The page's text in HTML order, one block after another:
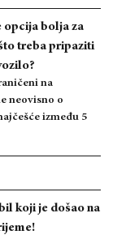
opcija bolja za
treba pripaziti
na
neovisno o
između 5
koji je došao na